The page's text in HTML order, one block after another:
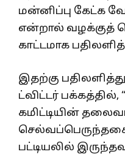
மன்னிப்பு கேட்க
என்றால் வழக்குத்
காட்டமாக
இதற்கு
ட்விட்டர் பக்கத்தில்,
கமிட்டியின்
பட்டியலில்